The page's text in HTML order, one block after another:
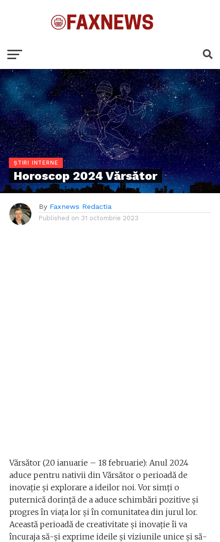
ȘTIRI INTERNE
Horoscop 2024 Vărsător
By Faxnews Redactia
Published on 31 octombrie 2023
Vărsător (20 ianuarie – 18 februarie): Anul 2024
aduce pentru nativii din Vărsător o perioadă de
inovație și explorare a ideilor noi. Vor simți o
puternică dorință de a aduce schimbări pozitive și
progres în viața lor și în comunitatea din jurul lor.
Această perioadă de creativitate și inovație îi va
încuraja să-și exprime ideile și viziunile unice și să-